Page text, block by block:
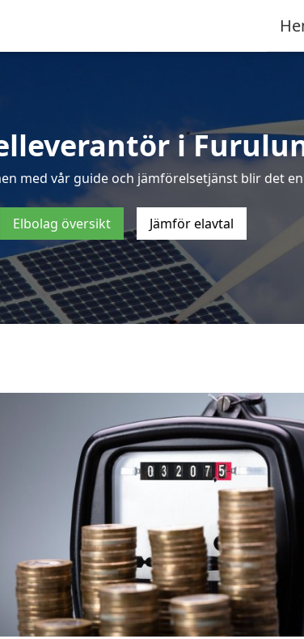
i
med vår guide och jämförelsetjänst blir det
Elbolag översikt Jämför elavtal